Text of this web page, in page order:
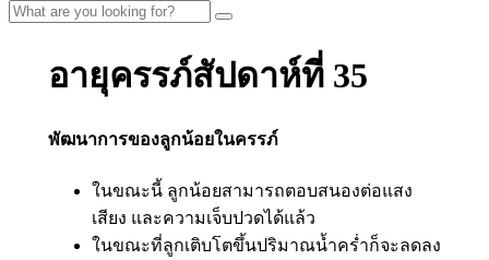
อายุครรภ์สัปดาห์ที่ 35
พัฒนาการของลูกน้อยในครรภ์
ในขณะนี้ ลูกน้อยสามารถตอบสนองต่อแสง
เสียง และความเจ็บปวดได้แล้ว
ในขณะที่ลูกเติบโตขึ้นปริมาณน้ำคร่ำก็จะลดลง